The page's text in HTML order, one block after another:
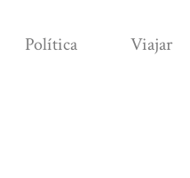
Política Viajar